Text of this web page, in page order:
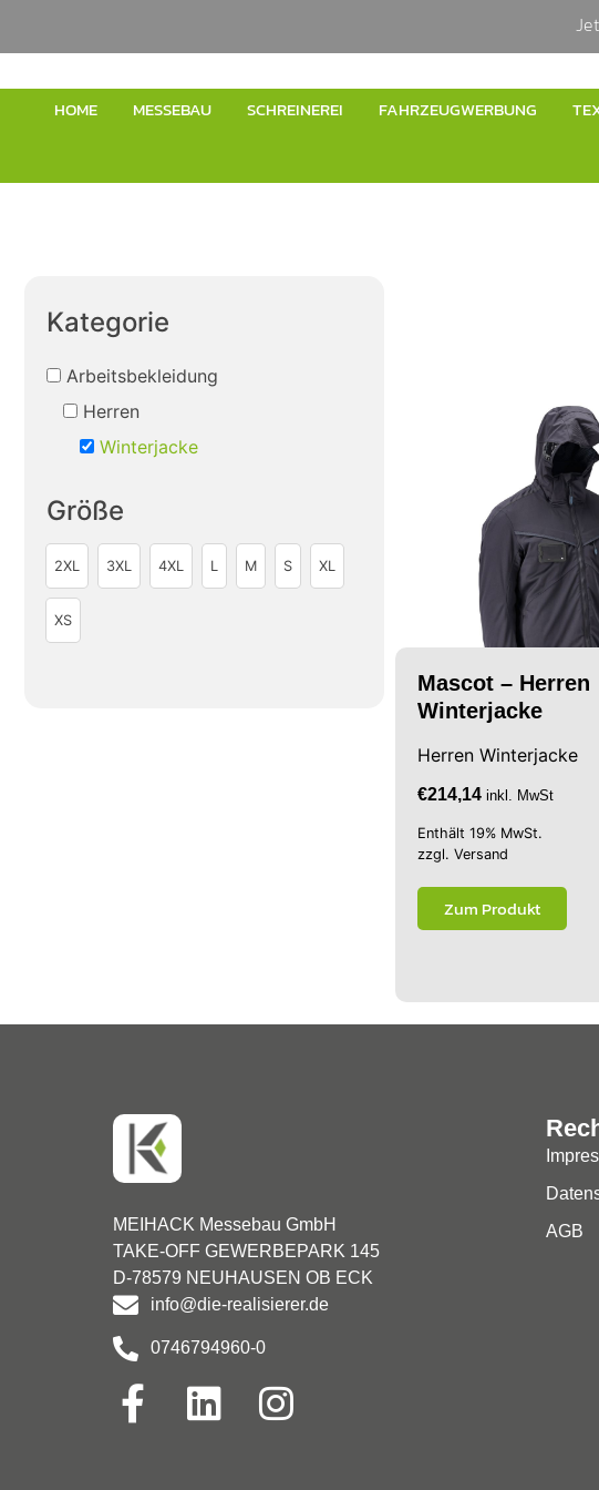
HOME MESSEBAU SCHREINEREI FAHRZEUGWERBUNG
Kategorie
Arbeitsbekleidung
Herren
Winterjacke
Größe
2XL 3XL 4XL L M S XL
XS
Mascot – Herren
Winterjacke
Herren Winterjacke
€214,14 inkl. MwSt
Enthält 19% MwSt.
zzgl. Versand
Zum Produkt
MEIHACK Messebau GmbH
TAKE-OFF GEWERBEPARK 145
D-78579 NEUHAUSEN OB ECK
info@die-realisierer.de
0746794960-0
AGB